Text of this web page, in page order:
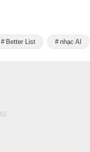
Better List nhạc AI